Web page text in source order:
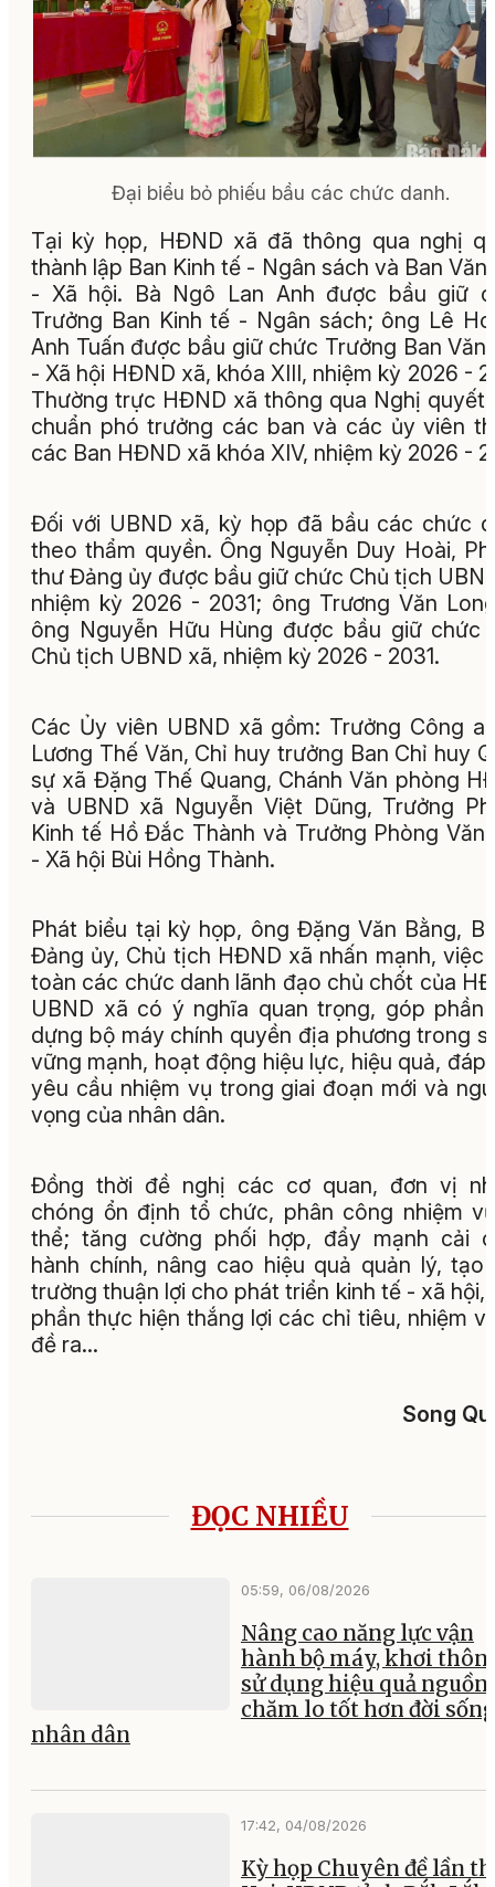
Đại biểu bỏ phiếu bầu các chức danh.
Tại kỳ họp, HĐND xã đã thông qua nghị
thành lập Ban Kinh tế - Ngân sách và Ban Văn
- Xã hội. Bà Ngô Lan Anh được bầu giữ
Trưởng Ban Kinh tế - Ngân sách; ông Lê
Anh Tuấn được bầu giữ chức Trưởng Ban Văn
- Xã hội HĐND xã, khóa XIII, nhiệm kỳ 2026 -
Thường trực HĐND xã thông qua Nghị quyết
chuẩn phó trưởng các ban và các ủy viên
các Ban HĐND xã khóa XIV, nhiệm kỳ 2026 -
Đối với UBND xã, kỳ họp đã bầu các chức
theo thẩm quyền. Ông Nguyễn Duy Hoài,
thư Đảng ủy được bầu giữ chức Chủ tịch
nhiệm kỳ 2026 - 2031; ông Trương Văn
ông Nguyễn Hữu Hùng được bầu giữ chức
Chủ tịch UBND xã, nhiệm kỳ 2026 - 2031.
Các Ủy viên UBND xã gồm: Trưởng Công
Lương Thế Văn, Chỉ huy trưởng Ban Chỉ huy
sự xã Đặng Thế Quang, Chánh Văn phòng
và UBND xã Nguyễn Việt Dũng, Trưởng
Kinh tế Hồ Đắc Thành và Trưởng Phòng Văn
- Xã hội Bùi Hồng Thành.
Phát biểu tại kỳ họp, ông Đặng Văn Bằng,
Đảng ủy, Chủ tịch HĐND xã nhấn mạnh, việc
toàn các chức danh lãnh đạo chủ chốt của
UBND xã có ý nghĩa quan trọng, góp phần
dựng bộ máy chính quyền địa phương trong
vững mạnh, hoạt động hiệu lực, hiệu quả, đáp
yêu cầu nhiệm vụ trong giai đoạn mới và
vọng của nhân dân.
Đồng thời đề nghị các cơ quan, đơn vị
chóng ổn định tổ chức, phân công nhiệm
thể; tăng cường phối hợp, đẩy mạnh cải
hành chính, nâng cao hiệu quả quản lý, tạo
trường thuận lợi cho phát triển kinh tế - xã hội,
phần thực hiện thắng lợi các chỉ tiêu, nhiệm
đề ra…
Song
ĐỌC NHIỀU
05:59, 06/08/2026
Nâng cao năng lực vận
hành bộ máy, khơi
sử dụng hiệu quả nguồn
chăm lo tốt hơn đời sống
nhân dân
17:42, 04/08/2026
Kỳ họp Chuyên đề lần